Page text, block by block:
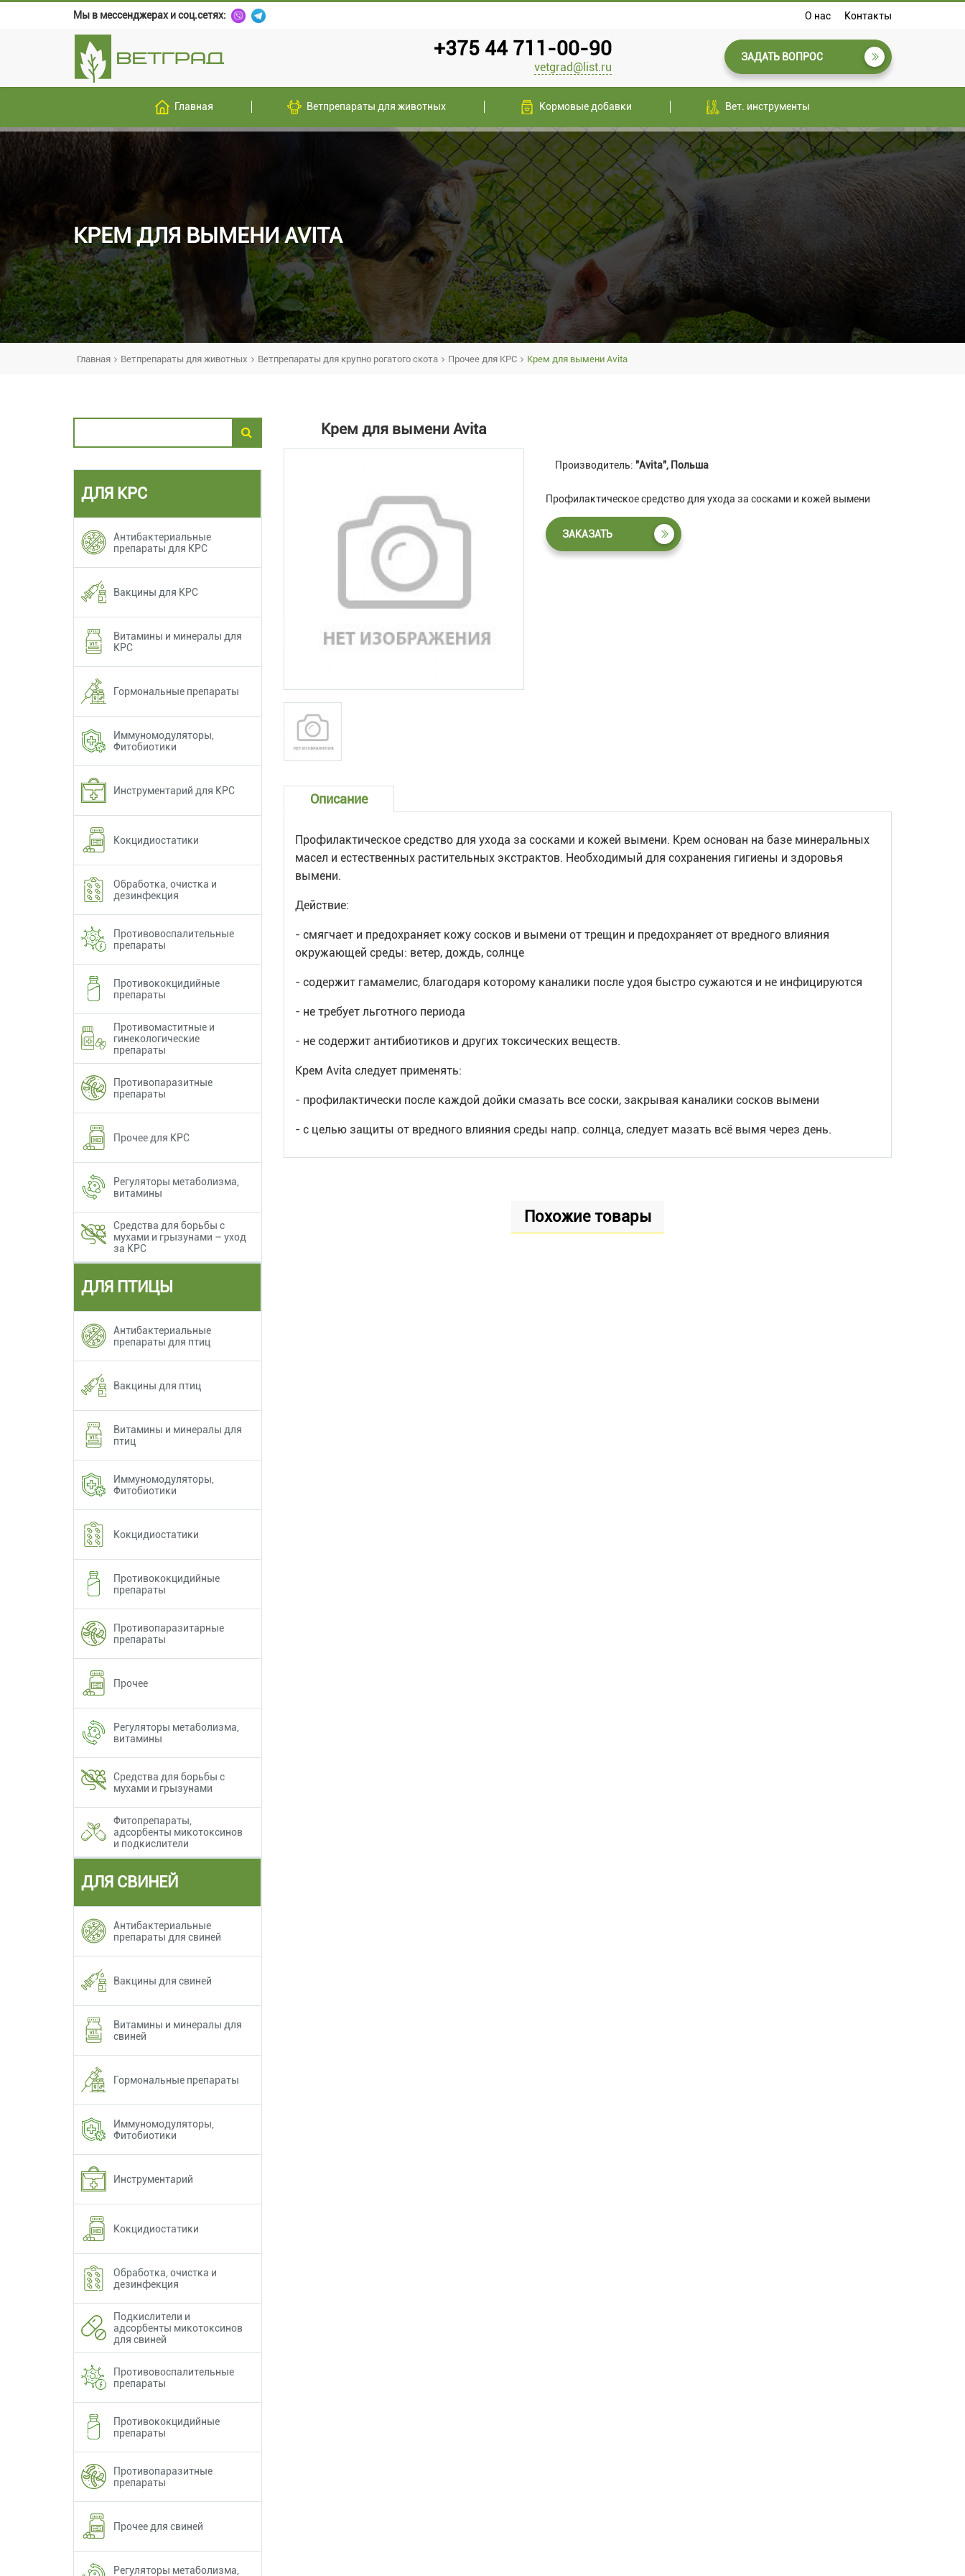
Мы в мессенджерах и соц.сетях: О нас Контакты
+375 44 711-00-90
vetgrad@list.ru
ЗАДАТЬ ВОПРОС
Главная Ветпрепараты для животных Кормовые добавки Вет. инструменты
КРЕМ ДЛЯ ВЫМЕНИ AVITA
Главная Ветпрепараты для животных Ветпрепараты для крупно рогатого скота Прочее для КРС Крем для вымени Avita
Крем для вымени Avita
Производитель:"Avita", Польша
Профилактическое средство для ухода за сосками и кожей вымени
ЗАКАЗАТЬ
Описание
Профилактическое средство для ухода за сосками и кожей вымени. Крем основан на базе минеральных
масел и естественных растительных экстрактов. Необходимый для сохранения гигиены и здоровья
вымени.
Действие:
- смягчает и предохраняет кожу сосков и вымени от трещин и предохраняет от вредного влияния
окружающей среды: ветер, дождь, солнце
- содержит гамамелис, благодаря которому каналики после удоя быстро сужаются и не инфицируются
- не требует льготного периода
- не содержит антибиотиков и других токсических веществ.
Крем Аvita следует применять:
- профилактически после каждой дойки смазать все соски, закрывая каналики сосков вымени
- с целью защиты от вредного влияния среды напр. солнца, следует мазать всё вымя через день.
Похожие товары
ДЛЯ КРС
Антибактериальные
препараты для КРС
Вакцины для КРС
Витамины и минералы для
КРС
Гормональные препараты
Иммуномодуляторы,
Фитобиотики
Инструментарий для КРС
Кокцидиостатики
Обработка, очистка и
дезинфекция
Противовоспалительные
препараты
Противококцидийные
препараты
Противомаститные и
гинекологические
препараты
Противопаразитные
препараты
Прочее для КРС
Регуляторы метаболизма,
витамины
Средства для борьбы с
мухами и грызунами – уход
за КРС
ДЛЯ ПТИЦЫ
Антибактериальные
препараты для птиц
Вакцины для птиц
Витамины и минералы для
птиц
Иммуномодуляторы,
Фитобиотики
Кокцидиостатики
Противококцидийные
препараты
Противопаразитарные
препараты
Прочее
Регуляторы метаболизма,
витамины
Средства для борьбы с
мухами и грызунами
Фитопрепараты,
адсорбенты микотоксинов
и подкислители
ДЛЯ СВИНЕЙ
Антибактериальные
препараты для свиней
Вакцины для свиней
Витамины и минералы для
свиней
Гормональные препараты
Иммуномодуляторы,
Фитобиотики
Инструментарий
Кокцидиостатики
Обработка, очистка и
дезинфекция
Подкислители и
адсорбенты микотоксинов
для свиней
Противовоспалительные
препараты
Противококцидийные
препараты
Противопаразитные
препараты
Прочее для свиней
Регуляторы метаболизма,